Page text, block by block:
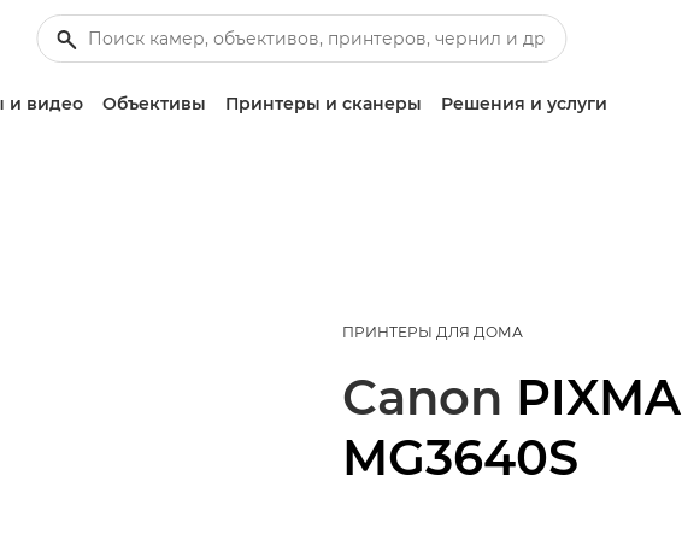
и видео Объективы Принтеры и сканеры Решения и услуги
ПРИНТЕРЫ ДЛЯ ДОМА
Canon PIXMA
MG3640S